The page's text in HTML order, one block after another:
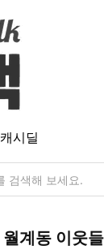
캐시딜
월계동 이웃